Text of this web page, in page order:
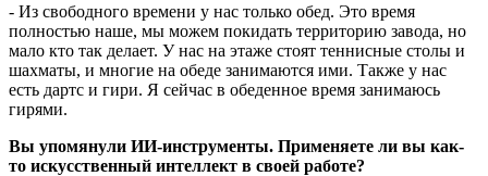
- Из свободного времени у нас только обед. Это время
полностью наше, мы можем покидать территорию завода, но
мало кто так делает. У нас на этаже стоят теннисные столы и
шахматы, и многие на обеде занимаются ими. Также у нас
есть дартс и гири. Я сейчас в обеденное время занимаюсь
гирями.
Вы упомянули ИИ-инструменты. Применяете ли вы как-
то искусственный интеллект в своей работе?